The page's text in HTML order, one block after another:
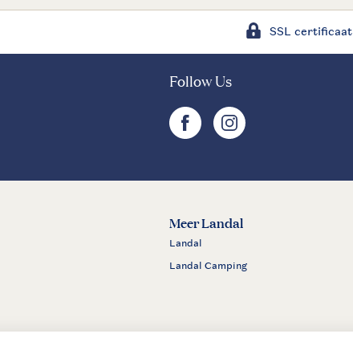
SSL certificaat
Follow Us
facebookinstagram
Meer Landal
Landal
Landal Camping